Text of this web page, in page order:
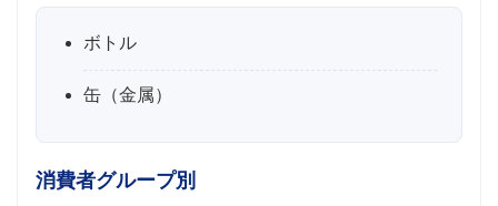
ボトル
缶（金属）
消費者グループ別